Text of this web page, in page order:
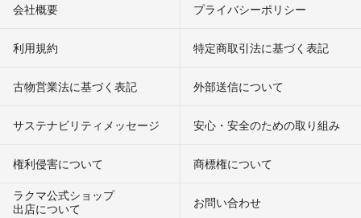
会社概要 プライバシーポリシー
利用規約 特定商取引法に基づく表記
古物営業法に基づく表記 外部送信について
サステナビリティメッセージ 安心・安全のための取り組み
権利侵害について
商標権について
ラクマ公式ショップ
出店について
お問い合わせ